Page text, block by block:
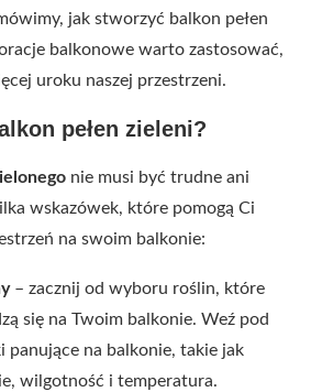
jak stworzyć balkon pełen
balkonowe warto zastosować,
uroku naszej przestrzeni.
pełen zieleni?
nie musi być trudne ani
wskazówek, które pomogą Ci
na swoim balkonie:
– zacznij od wyboru roślin, które
się na Twoim balkonie. Weź pod
panujące na balkonie, takie jak
wilgotność i temperatura.